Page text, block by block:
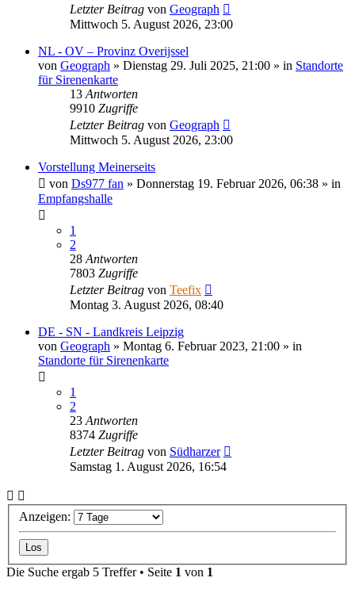
Letzter Beitrag von Geograph
Mittwoch 5. August 2026, 23:00
NL - OV – Provinz Overijssel
von Geograph » Dienstag 29. Juli 2025, 21:00 » in Standorte
für Sirenenkarte
13 Antworten
9910 Zugriffe
Letzter Beitrag von Geograph
Mittwoch 5. August 2026, 23:00
Vorstellung Meinerseits
von Ds977 fan » Donnerstag 19. Februar 2026, 06:38 » in
Empfangshalle
1
2
28 Antworten
7803 Zugriffe
Letzter Beitrag von Teefix
Montag 3. August 2026, 08:40
DE - SN - Landkreis Leipzig
von Geograph » Montag 6. Februar 2023, 21:00 » in
Standorte für Sirenenkarte
1
2
23 Antworten
8374 Zugriffe
Letzter Beitrag von Südharzer
Samstag 1. August 2026, 16:54
Anzeigen:
Die Suche ergab 5 Treffer • Seite 1 von 1